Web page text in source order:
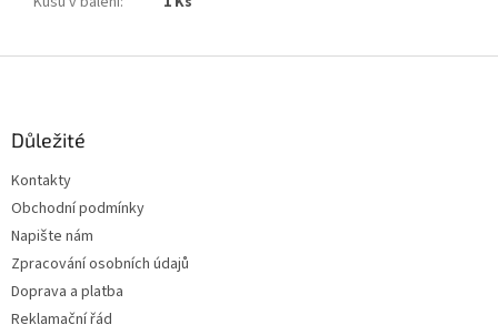
Důležité
Kontakty
Obchodní podmínky
Napište nám
Zpracování osobních údajů
Doprava a platba
Reklamační řád